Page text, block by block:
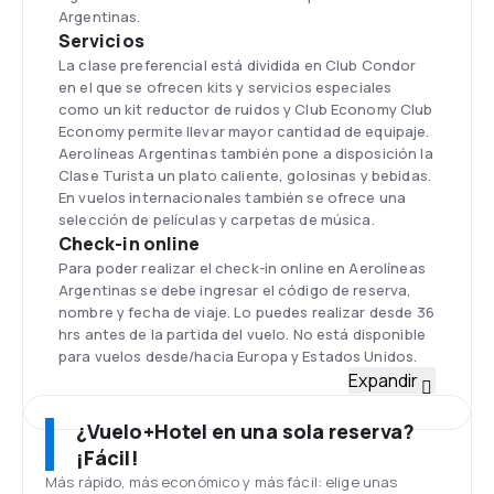
Argentinas.
Servicios
La clase preferencial está dividida en Club Condor
en el que se ofrecen kits y servicios especiales
como un kit reductor de ruidos y Club Economy Club
Economy permite llevar mayor cantidad de equipaje.
Aerolíneas Argentinas también pone a disposición la
Clase Turista un plato caliente, golosinas y bebidas.
En vuelos internacionales también se ofrece una
selección de películas y carpetas de música.
Check-in online
Para poder realizar el check-in online en Aerolíneas
Argentinas se debe ingresar el código de reserva,
nombre y fecha de viaje. Lo puedes realizar desde 36
hrs antes de la partida del vuelo. No está disponible
para vuelos desde/hacia Europa y Estados Unidos.
actualmente por 57 aviones, que incluyen 11 Airbus
340, Airbus 330-200, 26 Boeing 737-700/800 y 20
Embraer 190.
Expandir
¿Vuelo+Hotel en una sola reserva?
¡Fácil!
Más rápido, más económico y más fácil: elige unas